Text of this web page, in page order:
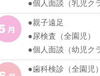
●個人面談（乳児ク
●親子遠足
●尿検査（全園児）
●個人面談（幼児ク
●歯科検診（全園児）